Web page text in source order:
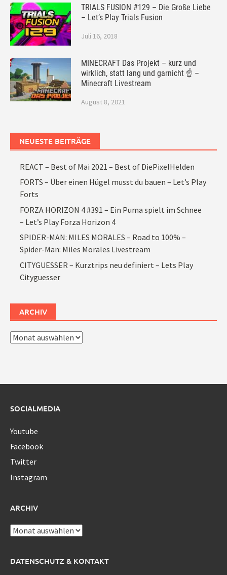
TRIALS FUSION #129 – Die Große Liebe
– Let’s Play Trials Fusion
Juli 16, 2018
MINECRAFT Das Projekt – kurz und
wirklich, statt lang und garnicht ☝ –
Minecraft Livestream
August 8, 2021
NEUESTE BEITRÄGE
REACT – Best of Mai 2021 – Best of DiePixelHelden
FORTS – Über einen Hügel musst du bauen – Let’s Play
Forts
FORZA HORIZON 4 #391 – Ein Puma spielt im Schnee
– Let’s Play Forza Horizon 4
SPIDER-MAN: MILES MORALES – Road to 100% –
Spider-Man: Miles Morales Livestream
CITYGUESSER – Kurztrips neu definiert – Lets Play
Cityguesser
ARCHIV
Archiv
SOCIALMEDIA
Youtube
Facebook
Twitter
Instagram
ARCHIV
Archiv
DATENSCHUTZ & KONTAKT